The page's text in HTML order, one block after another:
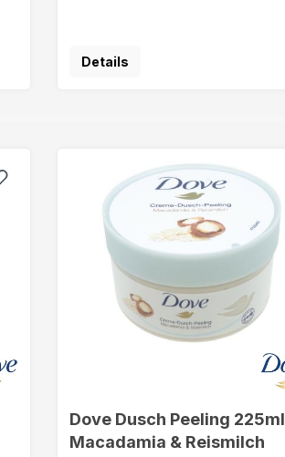
Details
Dove Dusch Peeling 225ml
Macadamia & Reismilch